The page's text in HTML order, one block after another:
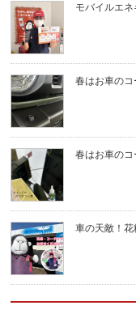
モバイルエ
春はお車のコ
春はお車のコ
車の天敵！